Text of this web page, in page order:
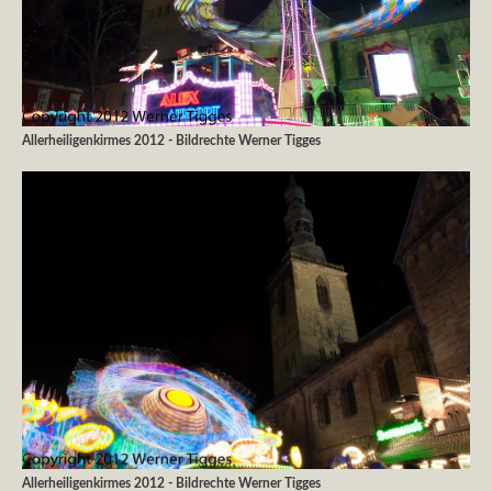
Allerheiligenkirmes 2012 - Bildrechte Werner Tigges
Allerheiligenkirmes 2012 - Bildrechte Werner Tigges